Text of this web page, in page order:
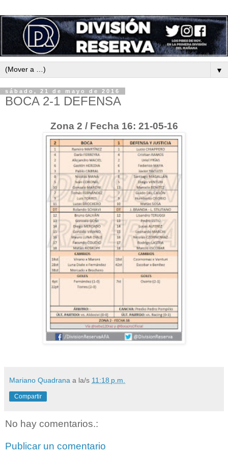
▼
sábado, 21 de mayo de 2016
BOCA 2-1 DEFENSA
Zona 2 / Fecha 16: 21-05-16
Mariano Quadrana a la/s 11:18 p.m.
Compartir
No hay comentarios.:
Publicar un comentario